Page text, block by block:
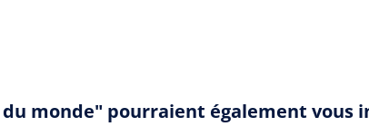
du monde" pourraient également vous